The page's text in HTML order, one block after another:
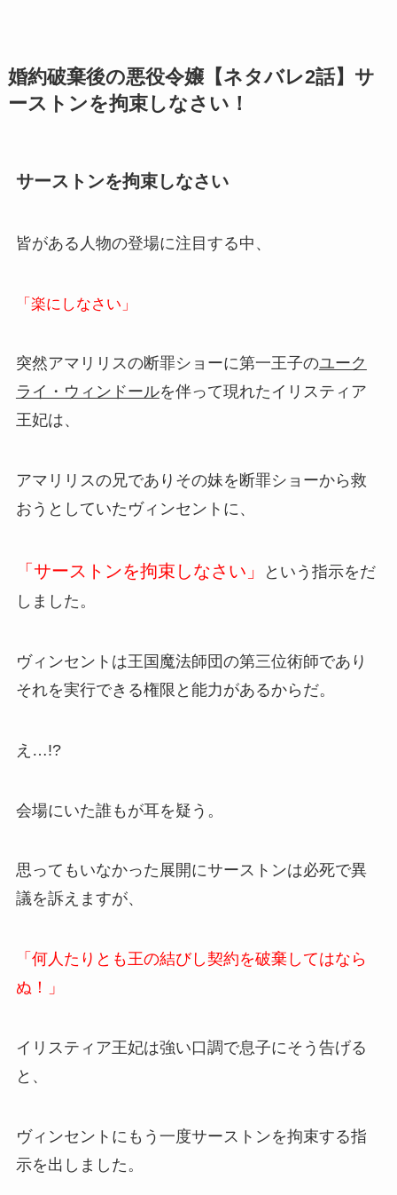
婚約破棄後の悪役令嬢【ネタバレ2話】 サ
ーストンを拘束しなさい！
サーストンを拘束しなさい
皆がある人物の登場に注目する中、
「楽にしなさい」
突然アマリリスの断罪ショーに第一王子のユーク
ライ・ウィンドールを伴って現れたイリスティア
王妃は、
アマリリスの兄でありその妹を断罪ショーから救
おうとしていたヴィンセントに、
「サーストンを拘束しなさい」
という指示をだ
しました。
ヴィンセントは王国魔法師団の第三位術師であり
それを実行できる権限と能力があるからだ。
え…!?
会場にいた誰もが耳を疑う。
思ってもいなかった展開にサーストンは必死で異
議を訴えますが、
「何人たりとも王の結びし契約を破棄してはなら
ぬ！」
イリスティア王妃は強い口調で息子にそう告げる
と、
ヴィンセントにもう一度サーストンを拘束する指
示を出しました。